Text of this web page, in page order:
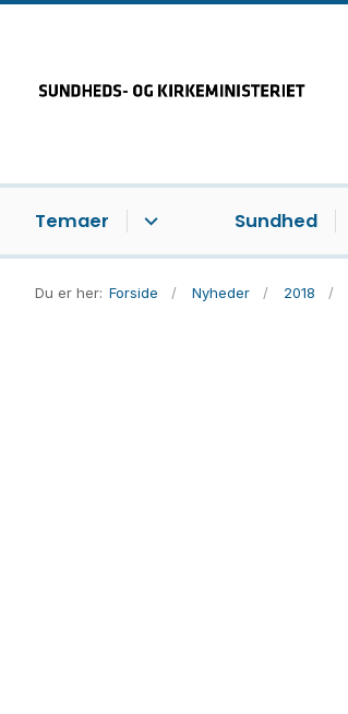
Temaer Sundhed
Du er her: Forside Nyheder 2018